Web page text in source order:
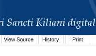
View Source History Print